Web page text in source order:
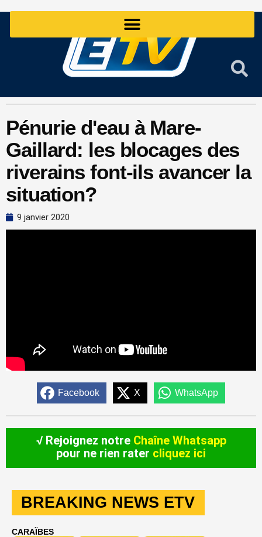
Pénurie d'eau à Mare-
Gaillard: les blocages des
riverains font-ils avancer la
situation?
9 janvier 2020
Facebook X WhatsApp
√ Rejoignez notre Chaîne Whatsapp
pour ne rien rater cliquez ici
BREAKING NEWS ETV
CARAÏBES